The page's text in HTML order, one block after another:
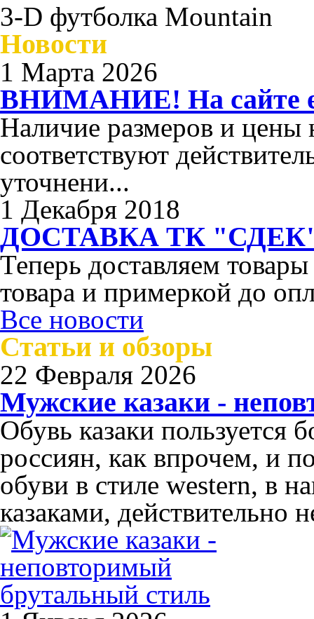
3-D футболка Mountain
Новости
1 Марта 2026
ВНИМАНИЕ! На сайте
Наличие размеров и цены
соответствуют
уточнени...
1 Декабря 2018
ДОСТАВКА ТК
Теперь доставляем
товара и примеркой до
Все новости
Статьи и обзоры
22 Февраля 2026
Мужские казаки -
Обувь казаки пользуется
россиян, как впрочем, и
обуви в стиле western, в
казаками, действительно